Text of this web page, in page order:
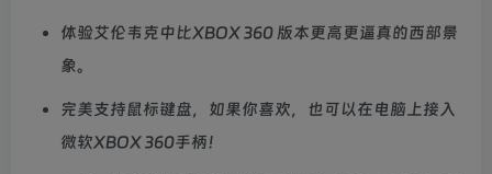
体验艾伦韦克中比XBOX 360 版本更高更逼真的西部景
象。
完美支持鼠标键盘，如果你喜欢，也可以在电脑上接入
微软XBOX 360手柄！